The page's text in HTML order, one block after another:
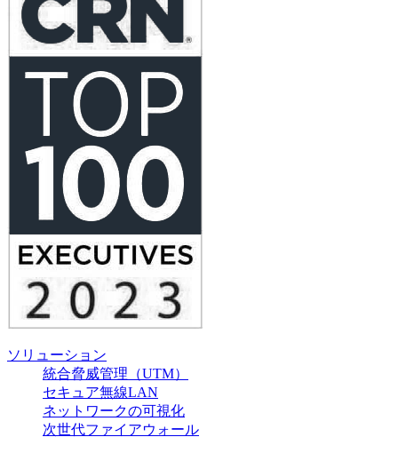
ソリューション
統合脅威管理（UTM）
セキュア無線LAN
ネットワークの可視化
次世代ファイアウォール